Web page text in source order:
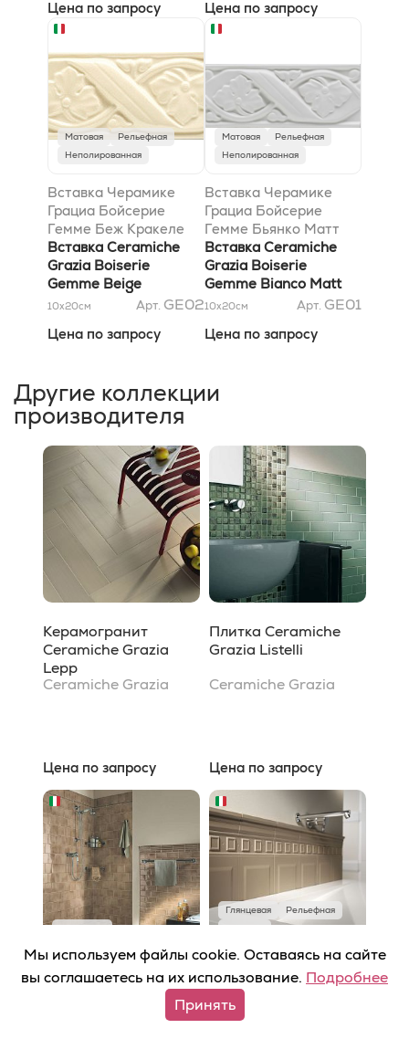
Цена по запросу Цена по запросу
Матовая
Рельефная
Неполированная
Вставка Черамике
Грациа Бойсерие
Гемме Беж Кракеле
8x20
Вставка Ceramiche
Grazia Boiserie
Gemme Beige
Craquele 8x20
10x20см Арт. GE02
Цена по запросу
Матовая
Рельефная
Неполированная
Вставка Черамике
Грациа Бойсерие
Гемме Бьянко Матт
8x20
Вставка Ceramiche
Grazia Boiserie
Gemme Bianco Matt
8x20
10x20см Арт. GE01
Цена по запросу
Другие коллекции
производителя
Керамогранит
Ceramiche Grazia
Lepp
Ceramiche Grazia
Цена по запросу
Плитка Ceramiche
Grazia Listelli
Ceramiche Grazia
Цена по запросу
Глянцевая
В наличии
Плитка Ceramiche
Глянцевая
Рельефная
Матовая
В наличии
Плитка Ceramiche
Grazia Electa
Мы используем файлы cookie. Оставаясь на сайте
вы соглашаетесь на их использование. Подробнее
Принять